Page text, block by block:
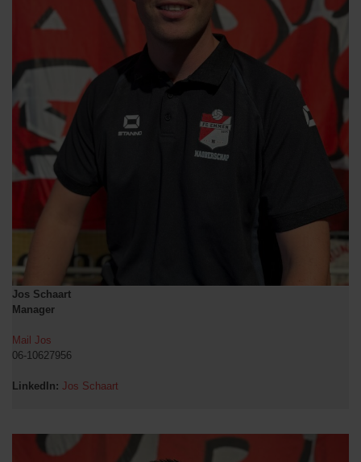
Jos Schaart
Manager
Mail Jos
06-10627956
LinkedIn: Jos Schaart